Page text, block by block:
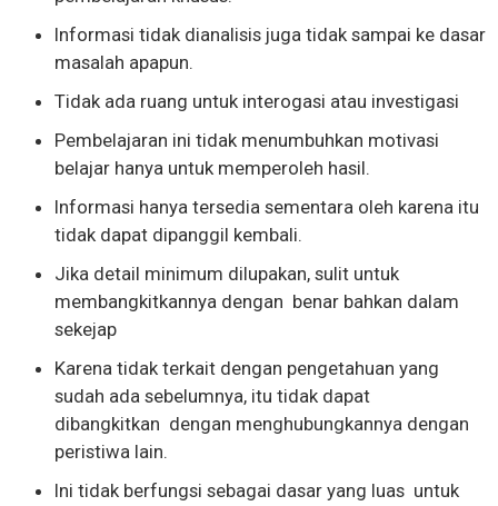
Informasi tidak dianalisis juga tidak sampai ke dasar
masalah apapun.
Tidak ada ruang untuk interogasi atau investigasi
Pembelajaran ini tidak menumbuhkan motivasi
belajar hanya untuk memperoleh hasil.
Informasi hanya tersedia sementara oleh karena itu
tidak dapat dipanggil kembali.
Jika detail minimum dilupakan, sulit untuk
membangkitkannya dengan benar bahkan dalam
sekejap
Karena tidak terkait dengan pengetahuan yang
sudah ada sebelumnya, itu tidak dapat
dibangkitkan dengan menghubungkannya dengan
peristiwa lain.
Ini tidak berfungsi sebagai dasar yang luas untuk